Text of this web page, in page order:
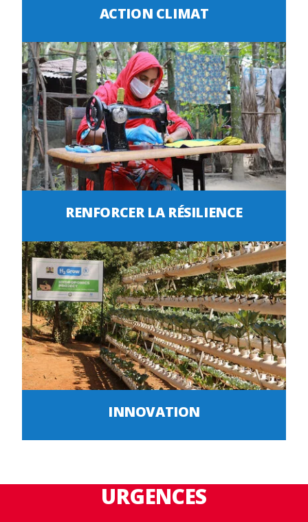
ACTION CLIMAT
RENFORCER LA RÉSILIENCE
INNOVATION
URGENCES